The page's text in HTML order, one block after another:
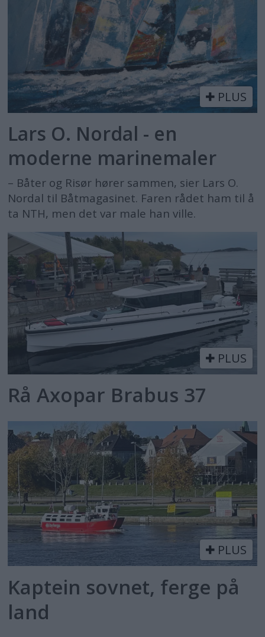
PLUS
Lars O. Nordal - en
moderne marinemaler
– Båter og Risør hører sammen, sier Lars O.
Nordal til Båtmagasinet. Faren rådet ham til å
ta NTH, men det var male han ville.
PLUS
Rå Axopar Brabus 37
PLUS
Kaptein sovnet, ferge på
land